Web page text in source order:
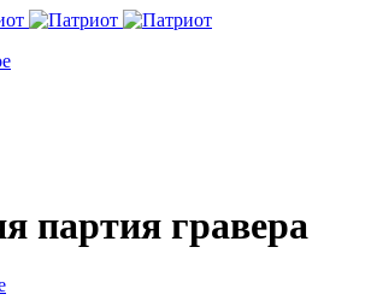
партия гравера